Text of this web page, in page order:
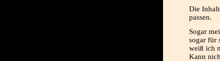
Die
passen.
Sogar
sogar für
weiß ich
Kann